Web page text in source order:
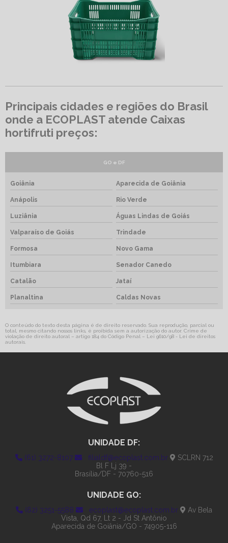
Principais cidades e regiões do Brasil
onde a ECOPLAST atende Caixas
hortifruti preços:
GO e DF
Goiânia Aparecida de Goiânia
Anápolis Rio Verde
Luziânia Águas Lindas de Goiás
Valparaíso de Goiás Trindade
Formosa Novo Gama
Itumbiara Senador Canedo
Catalão Jataí
Planaltina Caldas Novas
O conteúdo do texto desta página é de direito reservado. Sua reprodução, parcial ou
total, mesmo citando nossos links, é proibida sem a autorização do autor. Crime de
violação de direito autoral – artigo 184 do Código Penal – Lei 9610/98 - Lei de direitos
autorais
UNIDADE DF:
(61) 3272-8107 filialdf@ecoplast.com.br
SCLRN 712
Bl F Lj 39 -
Brasília/DF - 70760-516
UNIDADE GO:
(62) 3251-5588 ecoplast@ecoplast.com.br
Av Bela
Vista, Qd 67, Lt 2 - Jd St Antônio
Aparecida de Goiânia/GO - 74905-116